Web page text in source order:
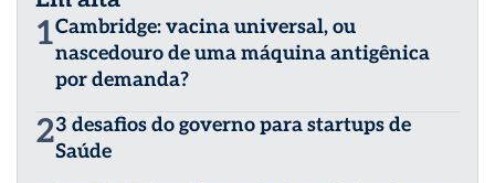
1Cambridge: vacina universal, ou
nascedouro de uma máquina antigênica
por demanda?
23 desafios do governo para startups de
Saúde